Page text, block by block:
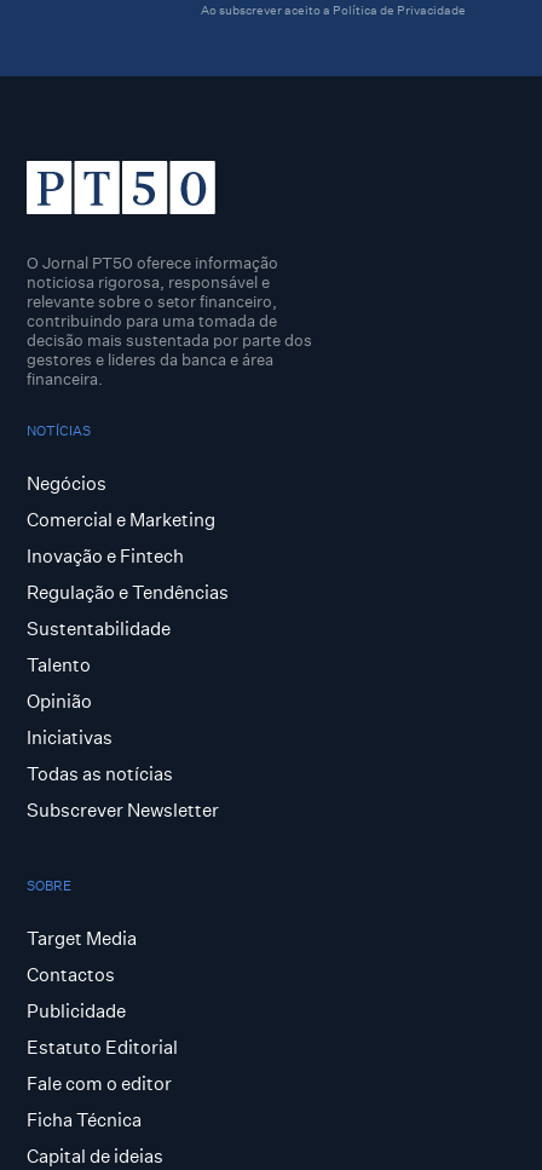
Ao subscrever aceito a Política de Privacidade
O Jornal PT50 oferece informação
noticiosa rigorosa, responsável e
relevante sobre o setor financeiro,
contribuindo para uma tomada de
decisão mais sustentada por parte dos
gestores e lideres da banca e área
financeira.
NOTÍCIAS
Negócios
Comercial e Marketing
Inovação e Fintech
Regulação e Tendências
Sustentabilidade
Talento
Opinião
Iniciativas
Todas as notícias
Subscrever Newsletter
SOBRE
Target Media
Contactos
Publicidade
Estatuto Editorial
Fale com o editor
Ficha Técnica
Capital de ideias